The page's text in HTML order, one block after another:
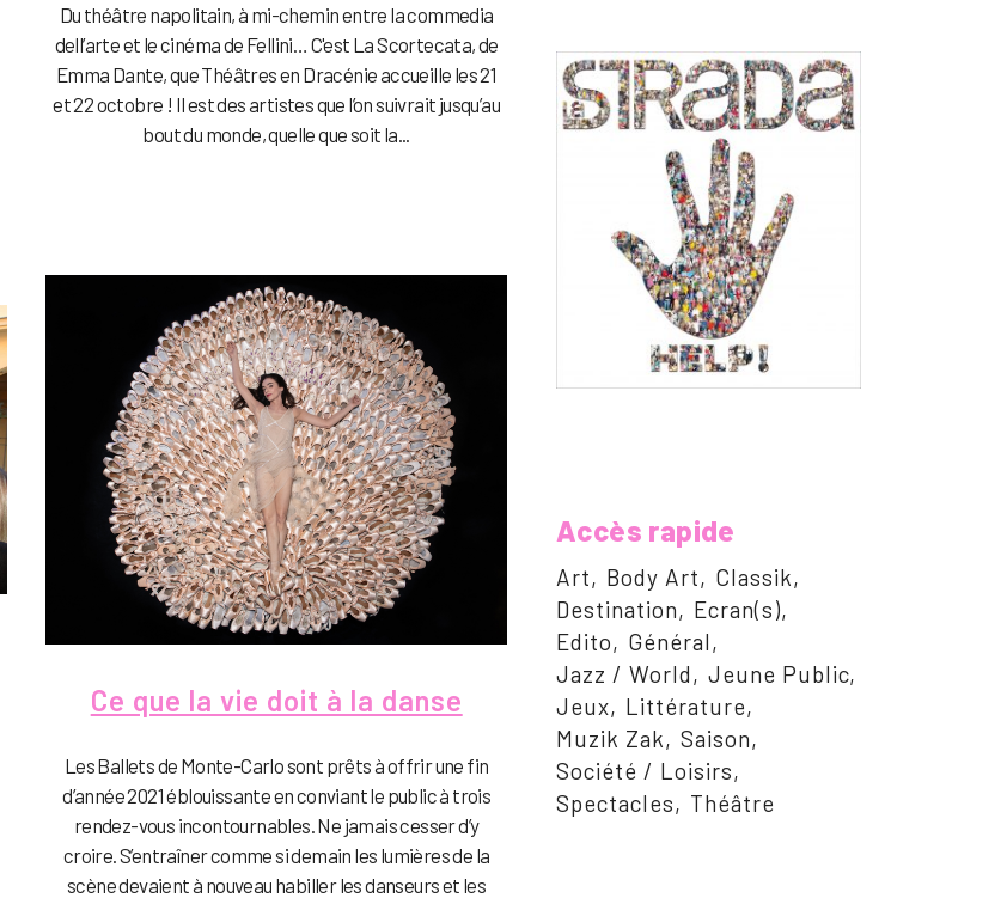
Du théâtre napolitain, à mi-chemin entre la commedia
dell’arte et le cinéma de Fellini… C'est La Scortecata, de
Emma Dante, que Théâtres en Dracénie accueille les 21
et 22 octobre ! Il est des artistes que l’on suivrait jusqu’au
bout du monde, quelle que soit la...
Ce que la vie doit à la danse
Les Ballets de Monte-Carlo sont prêts à offrir une fin
d’année 2021 éblouissante en conviant le public à trois
rendez-vous incontournables. Ne jamais cesser d’y
croire. S’entraîner comme si demain les lumières de la
scène devaient à nouveau habiller les danseurs et les
Accès rapide
Art Body Art
Classik
Destination
Ecran(s)
Edito
Général
Jazz / World
Jeune Public
Jeux
Littérature
Muzik Zak
Saison
Société / Loisirs
Spectacles
Théâtre